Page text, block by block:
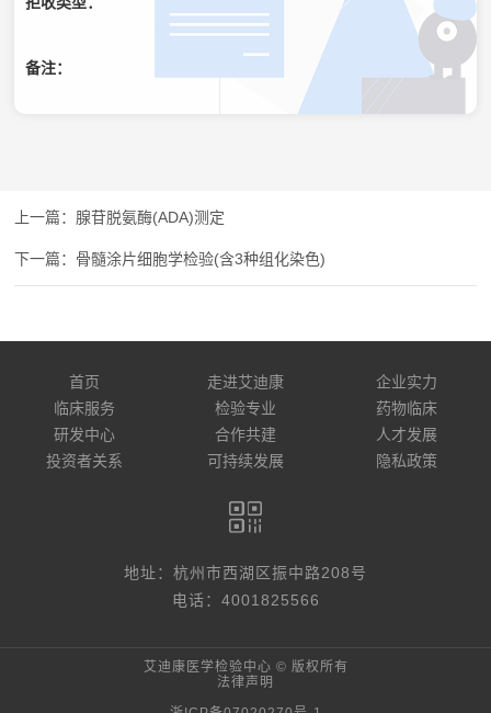
备注：
腺苷脱氨酶(ADA)测定
骨髓涂片细胞学检验(含3种组化染色)
首页 走进艾迪康
企业实力
临床服务
检验专业
药物临床
研发中心
合作共建
人才发展
投资者关系
可持续发展 隐私政策
地址：杭州市西湖区振中路208号
电话：4001825566
艾迪康医学检验中心 © 版权所有
法律声明